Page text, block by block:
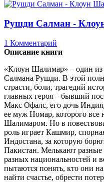
Рушди Салман -
1 Комментарий
Описание книги
«Клоун Шалимар» – один
Салмана Рушди. В этой
страсти, боли, трагедий
главных героя – бывший
Макс Офалс, его дочь
ее муж Номар, которого все
Шалимаром. Но в
роль играет Кашмир,
Индостана, за которую
Пакистан. Мелькают
разных национальностей и
пытаются понять, кто они
найти счастье, обрести